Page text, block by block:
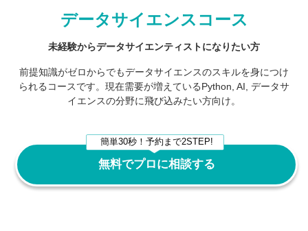
データサイエンスコース
未経験からデータサイエンティストになりたい方
前提知識がゼロからでもデータサイエンスのスキルを身につけ
られるコースです。現在需要が増えているPython, AI, データサ
イエンスの分野に飛び込みたい方向け。
簡単30秒！予約まで2STEP!
無料でプロに相談する